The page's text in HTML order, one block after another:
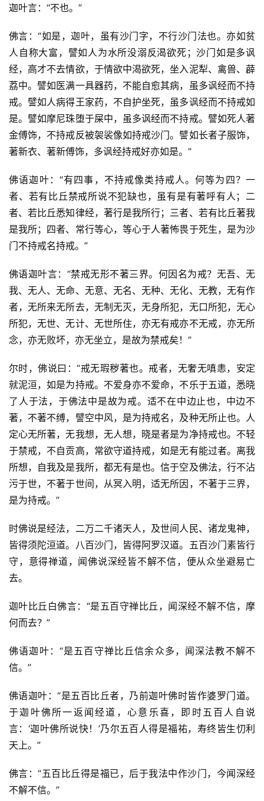
迦叶言：“不也。”
佛言：“如是，迦叶，虽有沙门字，不行沙门法也。亦如贫
人自称大富，譬如人为水所没溺反渴欲死；沙门如是多讽
经，高才不去情欲，于情欲中渴欲死，坐入泥犁、禽兽、薜
荔中。譬如医满一具器药，不能自愈其病，虽多讽经而不持
戒。譬如人病得王家药，不自护坐死，虽多讽经而不持戒如
是。譬如摩尼珠堕于屎中，虽多讽经而不持戒。譬如死人著
金傅饰，不持戒反被袈裟像如持戒沙门。譬如长者子服饰，
著新衣、著新傅饰，多讽经持戒好亦如是。”
佛语迦叶：“有四事，不持戒像类持戒人。何等为四？一
者、若有比丘禁戒所说不犯缺也，虽有是有著呼有人；二
者、若比丘悉知律经，著行是我所行；三者、若有比丘著我
是我所；四者、常行等心，等心于人著怖畏于死生，是为沙
门不持戒名持戒。”
佛语迦叶言：“禁戒无形不著三界。何因名为戒？无吾、无
我、无人、无命、无意、无名、无种、无化、无教，无有作
者，无所来无所去，无制无灭，无身所犯，无口所犯，无心
所犯，无世、无计、无世所住，亦无有戒亦不无戒，亦无所
念，亦无败坏，亦无坐立，是故为禁戒矣！”
尔时，佛说曰：“戒无瑕秽著也。戒者，无奢无嗔恚，安定
就泥洹，如是为持戒。不爱身亦不爱命，不乐于五道，悉晓
了人于法，于佛法中是故为戒。适不在中边止也，中边不
著，不著不缚，譬空中风，是为持戒名，及种无所止也。人
定心无所著，无我想，无人想，晓是者是为净持戒也。不轻
于禁戒，不自贡高，常欲守道持戒，如是无有能过者。离我
所想，自我及是我所，都无有是也。信于空及佛法，行不沾
污于世，不著于世间，从冥入明，适无所因，不著于三界，
是为持戒。”
时佛说是经法，二万二千诸天人，及世间人民、诸龙鬼神，
皆得须陀洹道。八百沙门，皆得阿罗汉道。五百沙门素皆行
守，意得禅道，闻佛说深经皆不解不信，便从众坐避易亡
去。
迦叶比丘白佛言：“是五百守禅比丘，闻深经不解不信，摩
何而去？”
佛语迦叶：“是五百守禅比丘信余众多，闻深法教不解不
信。”
佛语迦叶：“是五百比丘者，乃前迦叶佛时皆作婆罗门道。
于迦叶佛所一返闻经道，心意乐喜，即时五百人自说
言：‘迦叶佛所说快！’乃尔五百人得是福祐，寿终皆生忉利
天上。”
佛言：“五百比丘得是福已，后于我法中作沙门，今闻深经
不解不信。”